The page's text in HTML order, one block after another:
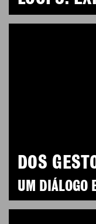
DOS
UM DIÁLOGO